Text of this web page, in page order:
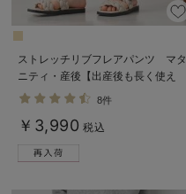
ストレッチリブフレアパンツ マタ
ニティ・産後【出産後も長く使え
る】
8件
￥3,990 税込